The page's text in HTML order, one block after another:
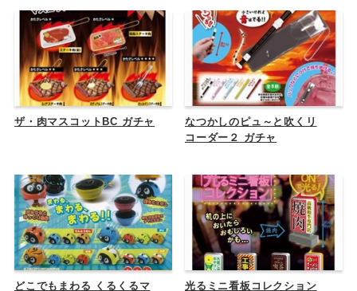
ザ・肉マスコットBC ガチャ
なつかしのピュ～と吹くリ
コーダー２ ガチャ
どこでもまわる くるくるマ
光るミニ看板コレクション